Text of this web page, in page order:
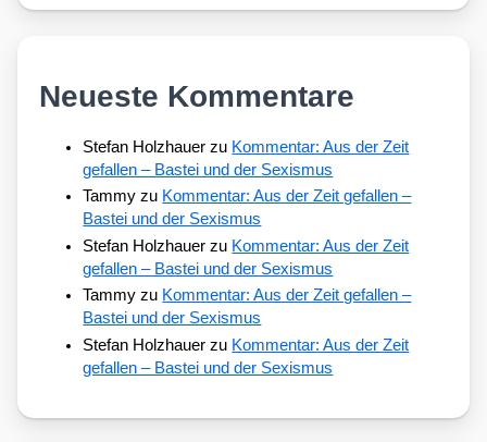
Neueste Kommentare
Stefan Holzhauer zu Kommentar: Aus der Zeit
gefallen – Bastei und der Sexismus
Tammy zu Kommentar: Aus der Zeit gefallen –
Bastei und der Sexismus
Stefan Holzhauer zu Kommentar: Aus der Zeit
gefallen – Bastei und der Sexismus
Tammy zu Kommentar: Aus der Zeit gefallen –
Bastei und der Sexismus
Stefan Holzhauer zu Kommentar: Aus der Zeit
gefallen – Bastei und der Sexismus